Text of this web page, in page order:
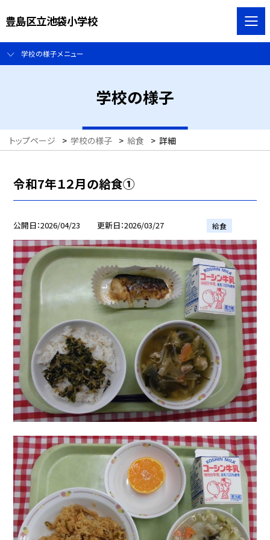
豊島区立池袋小学校
学校の様子メニュー
学校の様子
トップページ > 学校の様子 > 給食 > 詳細
令和7年１２月の給食①
公開日 2026/04/23 更新日 2026/03/27 給食